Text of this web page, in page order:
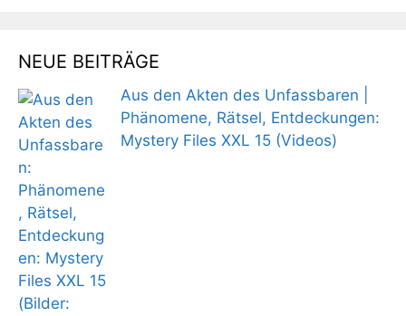
NEUE BEITRÄGE
Aus den Akten des Unfassbaren |
Phänomene, Rätsel, Entdeckungen:
Mystery Files XXL 15 (Videos)